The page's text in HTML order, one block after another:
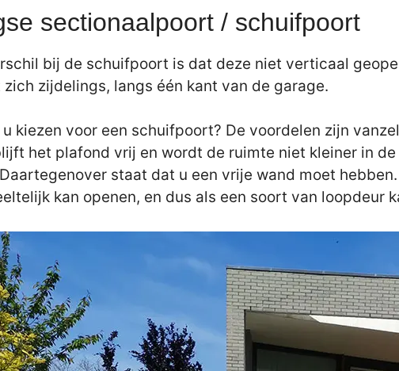
sectionaalpoort / schuifpoort
bij de schuifpoort is dat deze niet verticaal
zijdelings, langs één kant van de garage.
u kiezen voor een schuifpoort? De voordelen zijn
het plafond vrij en wordt de ruimte niet kleiner in
staat dat u een vrije wand moet
kan openen, en dus als een soort van loopdeur